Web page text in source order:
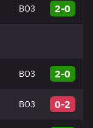
BO3 2-0
BO3 2-0
BO3 0-2